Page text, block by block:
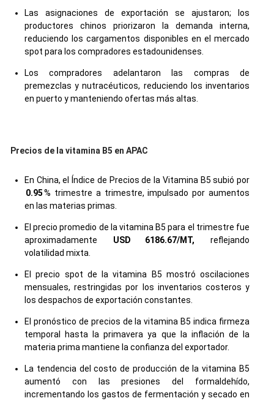
Las asignaciones de exportación se ajustaron; los
productores chinos priorizaron la demanda interna,
reduciendo los cargamentos disponibles en el mercado
spot para los compradores estadounidenses.
Los compradores adelantaron las compras de
premezclas y nutracéuticos, reduciendo los inventarios
en puerto y manteniendo ofertas más altas.
Precios de la vitamina B5 en APAC
En China, el Índice de Precios de la Vitamina B5 subió por
0.95% trimestre a trimestre, impulsado por aumentos
en las materias primas.
El precio promedio de la vitamina B5 para el trimestre fue
aproximadamente
USD 6186.67/MT,
reflejando
volatilidad mixta.
El precio spot de la vitamina B5 mostró oscilaciones
mensuales, restringidas por los inventarios costeros y
los despachos de exportación constantes.
El pronóstico de precios de la vitamina B5 indica firmeza
temporal hasta la primavera ya que la inflación de la
materia prima mantiene la confianza del exportador.
La tendencia del costo de producción de la vitamina B5
aumentó con las presiones del formaldehído,
incrementando los gastos de fermentación y secado en